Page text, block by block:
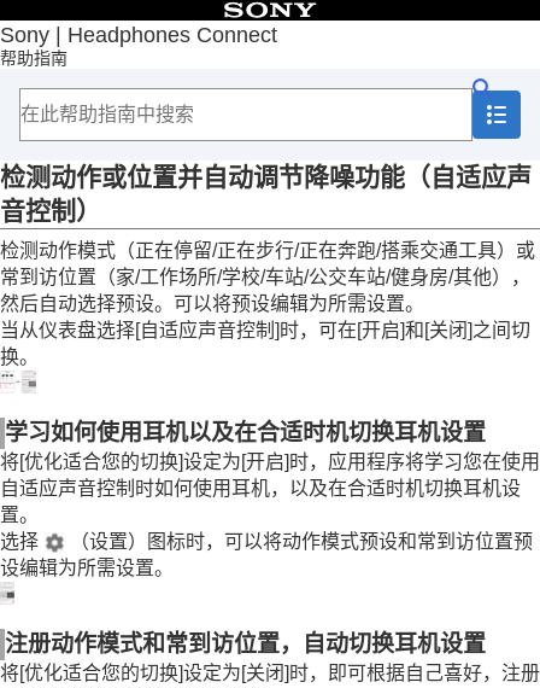
Sony | Headphones Connect
帮助指南
目录
首页
入门
如何使用
关于“Sony | Headphones Connect”仪表盘
[状态]选项卡中显示的功能
检测动作或位置并自动调节降噪功能（自适应
更改多点连接的设备（当前正在连接的设备）
更改多点连接时的音乐播放设备
控制正在播放的歌曲
查看当前声压
查看您是如何使用耳机（活动）
在您的智能手机上安置一个小工具
重要信息
故障排除
辅助功能
检测动作或位置并自动调节降噪功能（自适应声
音控制 ）
检测动作模式（正在停留/正在步行/正在奔跑/搭乘交通工具）或
常到访位置（家/工作场所/学校/车站/公交车站/健身房/其他），
然后自动选择预设。可以将预设编辑为所需设置。
当从仪表盘选择[自适应声音控制 ]时，可在[开启]和[关闭]之间切
换。
学习如何使用耳机以及在合适时机切换耳机设置
将[优化适合您的切换]设定为[开启]时，应用程序将学习您在使用
自适应声音控制 时如何使用耳机，以及在合适时机切换耳机设
置。
选择
（设置）图标时，可以将动作模式预设和常到访位置预
设编辑为所需设置。
注册动作模式和常到访位置，自动切换耳机设置
将[优化适合您的切换]设定为[关闭]时，即可根据自己喜好，注册